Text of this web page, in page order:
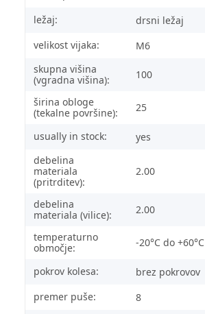
ležaj:
drsni ležaj
velikost vijaka:
M6
skupna višina
(vgradna višina):
100
širina obloge
(tekalne površine):
25
usually in stock:
yes
debelina
materiala
(pritrditev):
2.00
debelina
materiala (vilice):
2.00
temperaturno
območje:
-20°C do +60°C
pokrov kolesa:
brez pokrovov
premer puše:
8